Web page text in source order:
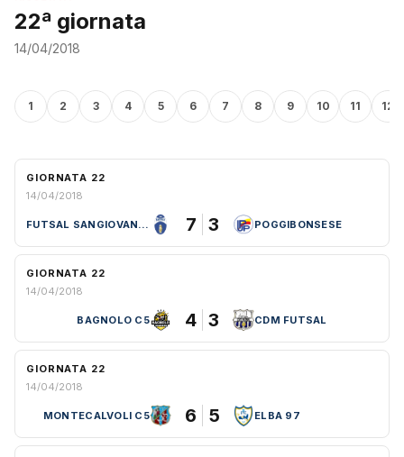
22ª giornata
14/04/2018
1 2 3 4 5 6 7 8 9 10 11 12
GIORNATA 22
14/04/2018
FUTSAL SANGIOVANNESE 7 3 POGGIBONSESE
GIORNATA 22
14/04/2018
BAGNOLO C5 4 3 CDM FUTSAL
GIORNATA 22
14/04/2018
MONTECALVOLI C5 6 5 ELBA 97